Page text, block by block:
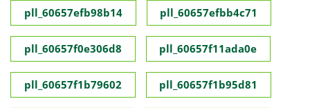
pll_60657efb98b14 pll_60657efbb4c71
pll_60657f0e306d8 pll_60657f11ada0e
pll_60657f1b79602 pll_60657f1b95d81